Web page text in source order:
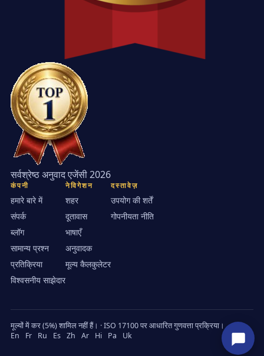
सर्वश्रेष्ठ अनुवाद एजेंसी 2026
कंपनी
हमारे बारे में
संपर्क
ब्लॉग
सामान्य प्रश्न
प्रतिक्रिया
विश्वसनीय साझेदार
नेविगेशन
शहर
दूतावास
भाषाएँ
अनुवादक
मूल्य कैलकुलेटर
दस्तावेज़
उपयोग की शर्तें
गोपनीयता नीति
मूल्यों में कर (5%) शामिल नहीं हैं। · ISO 17100 पर आधारित गुणवत्ता प्रक्रिया।
En
Fr Ru Es Zh Ar Hi Pa Uk